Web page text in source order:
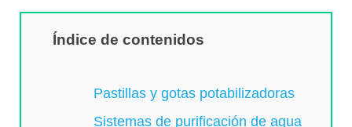
Índice de contenidos
Pastillas y gotas potabilizadoras
Sistemas de purificación de agua